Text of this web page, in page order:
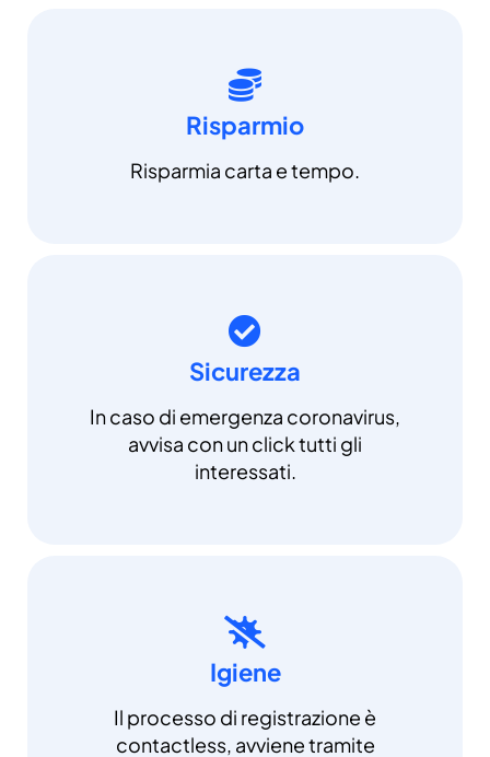
Risparmio
Risparmia carta e tempo.
Sicurezza
In caso di emergenza coronavirus,
avvisa con un click tutti gli
interessati.
Igiene
Il processo di registrazione è
contactless, avviene tramite